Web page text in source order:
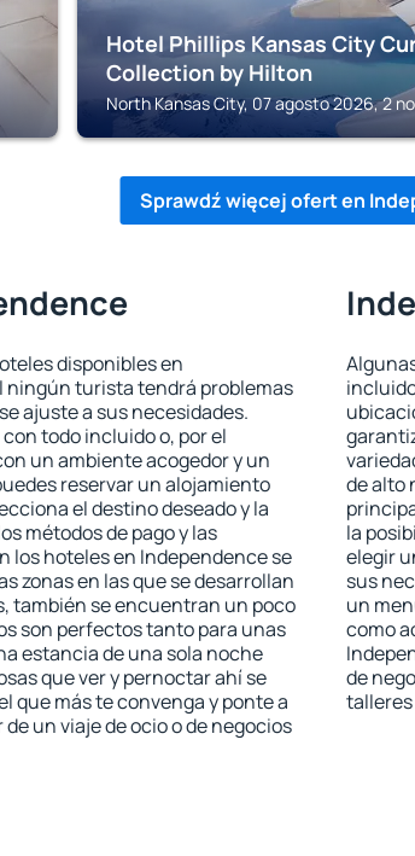
Hotel Phillips Kansas City
Collection by Hilton
North Kansas City, 07 agosto 2026, 2
Sprawdź więcej ofert en
disponibles en
ningún turista tendrá problemas
ajuste a sus necesidades.
todo incluido o, por el
un ambiente acogedor y un
reservar un alojamiento
el destino deseado y la
métodos de pago y las
los hoteles en Independence se
zonas en las que se desarrollan
también se encuentran un poco
son perfectos tanto para unas
estancia de una sola noche
que ver y pernoctar ahí se
que más te convenga y ponte a
un viaje de ocio o de negocios
de alto
la
elegir
sus
un
como
de
talleres